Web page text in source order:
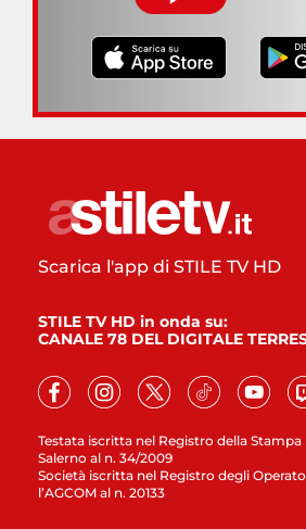
Testata iscritta nel Registro della
Salerno al n. 34/2009
Società iscritta nel Registro degli
l’AGCOM al n. 20133
Scarica l'app di STILE TV HD
STILE TV HD in onda su:
CANALE 78 DEL DIGITALE